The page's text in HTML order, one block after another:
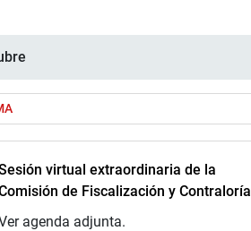
virtual extraordinaria de la
de Fiscalización y Contraloría
agenda adjunta.